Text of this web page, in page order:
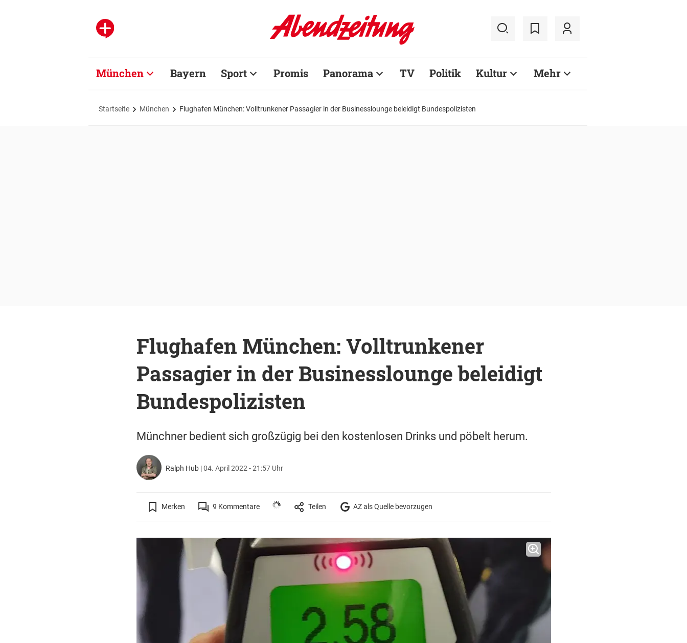
München Bayern Sport Promis Panorama TV Politik Kultur Mehr
Startseite München Flughafen München: Volltrunkener Passagier in der Businesslounge beleidigt Bundespolizisten
Flughafen München: Volltrunkener
Passagier in der Businesslounge beleidigt
Bundespolizisten
Münchner bedient sich großzügig bei den kostenlosen Drinks und pöbelt herum.
Ralph Hub |04. April 2022 - 21:57 Uhr
Merken 9 Kommentare Teilen AZ als Quelle bevorzugen